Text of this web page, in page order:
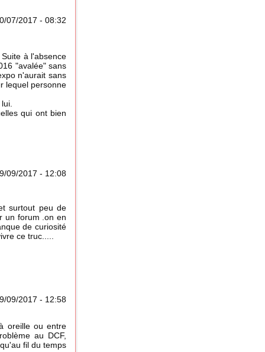
07/2017 - 08:32
à l'absence
"avalée" sans
n'aurait sans
lequel personne
qui ont bien
09/2017 - 12:08
surtout peu de
un forum .on en
de curiosité
ce truc.....
09/2017 - 12:58
oreille ou entre
au DCF,
fil du temps